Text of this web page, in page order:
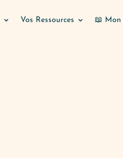
Vos Ressources 📖 Mon